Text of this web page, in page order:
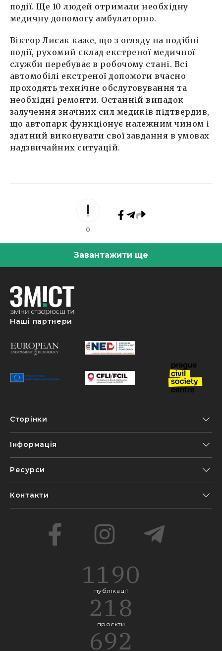
події. Ще 10 людей отримали необхідну
медичну допомогу амбулаторно.
Віктор Лисак каже, що з огляду на подібні
події, рухомий склад екстреної медичної
служби перебуває в робочому стані. Всі
автомобілі екстреної допомоги вчасно
проходять технічне обслуговування та
необхідні ремонти. Останній випадок
залучення значних сил медиків підтвердив,
що автопарк функціонує належним чином і
здатний виконувати свої завдання в умовах
надзвичайних ситуацій.
0
Завантажити ще
Наші партнери
Сторінки
Інформація
Ресурси
Контакти
1190
публікації
218
проєкти
692